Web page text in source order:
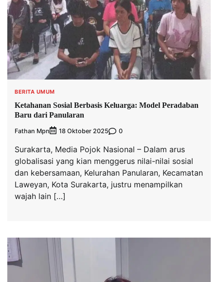
BERITA UMUM
Ketahanan Sosial Berbasis Keluarga: Model Peradaban
Baru dari Panularan
Fathan Mpn 18 Oktober 2025 0
Surakarta, Media Pojok Nasional – Dalam arus
globalisasi yang kian menggerus nilai-nilai sosial
dan kebersamaan, Kelurahan Panularan, Kecamatan
Laweyan, Kota Surakarta, justru menampilkan
wajah lain […]